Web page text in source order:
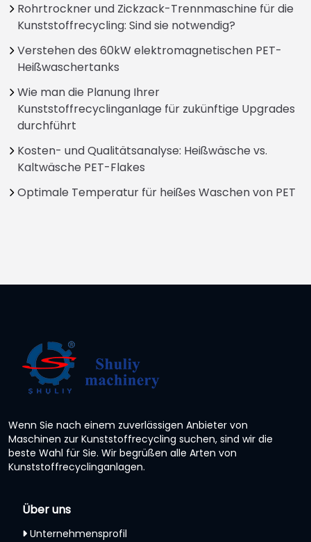
Rohrtrockner und Zickzack-Trennmaschine für die
Kunststoffrecycling: Sind sie notwendig?
Verstehen des 60kW elektromagnetischen PET-
Heißwaschertanks
Wie man die Planung Ihrer
Kunststoffrecyclinganlage für zukünftige Upgrades
durchführt
Kosten- und Qualitätsanalyse: Heißwäsche vs.
Kaltwäsche PET-Flakes
Optimale Temperatur für heißes Waschen von PET
Wenn Sie nach einem zuverlässigen Anbieter von
Maschinen zur Kunststoffrecycling suchen, sind wir die
beste Wahl für Sie. Wir begrüßen alle Arten von
Kunststoffrecyclinganlagen.
Über uns
Unternehmensprofil